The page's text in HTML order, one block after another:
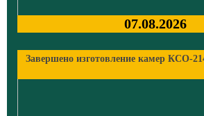
07.08.2026
Завершено изготовление камер КСО-